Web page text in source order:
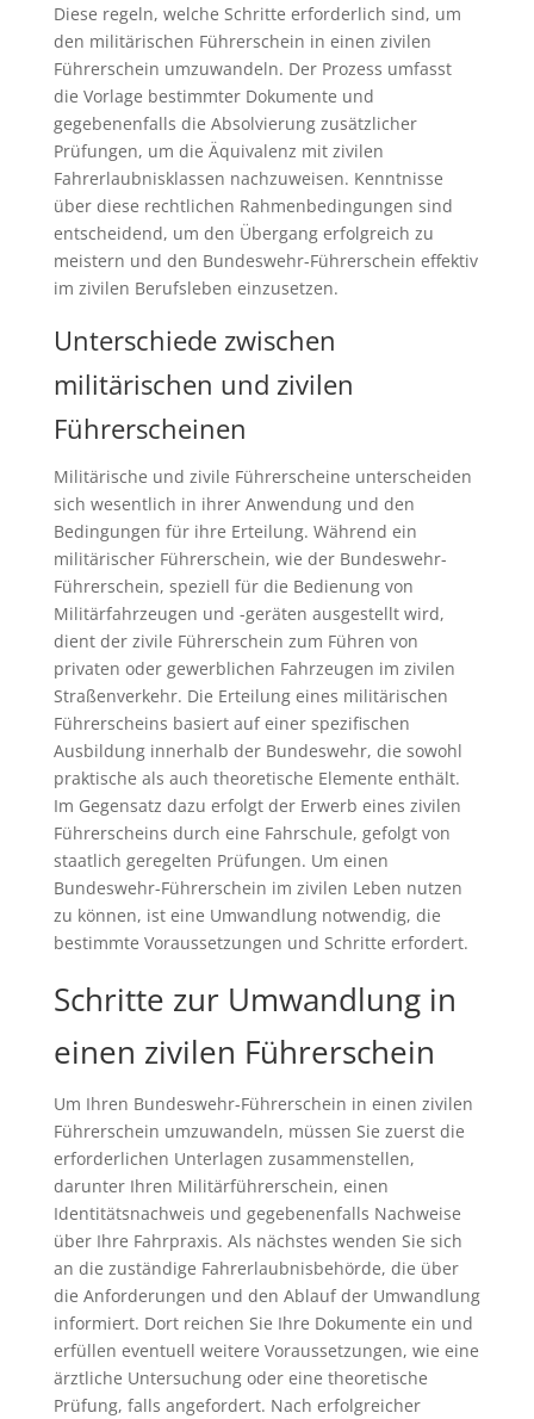
Diese regeln, welche Schritte erforderlich sind, um
den militärischen Führerschein in einen zivilen
Führerschein umzuwandeln. Der Prozess umfasst
die Vorlage bestimmter Dokumente und
gegebenenfalls die Absolvierung zusätzlicher
Prüfungen, um die Äquivalenz mit zivilen
Fahrerlaubnisklassen nachzuweisen. Kenntnisse
über diese rechtlichen Rahmenbedingungen sind
entscheidend, um den Übergang erfolgreich zu
meistern und den Bundeswehr-Führerschein effektiv
im zivilen Berufsleben einzusetzen.
Unterschiede zwischen
militärischen und zivilen
Führerscheinen
Militärische und zivile Führerscheine unterscheiden
sich wesentlich in ihrer Anwendung und den
Bedingungen für ihre Erteilung. Während ein
militärischer Führerschein, wie der Bundeswehr-
Führerschein, speziell für die Bedienung von
Militärfahrzeugen und -geräten ausgestellt wird,
dient der zivile Führerschein zum Führen von
privaten oder gewerblichen Fahrzeugen im zivilen
Straßenverkehr. Die Erteilung eines militärischen
Führerscheins basiert auf einer spezifischen
Ausbildung innerhalb der Bundeswehr, die sowohl
praktische als auch theoretische Elemente enthält.
Im Gegensatz dazu erfolgt der Erwerb eines zivilen
Führerscheins durch eine Fahrschule, gefolgt von
staatlich geregelten Prüfungen. Um einen
Bundeswehr-Führerschein im zivilen Leben nutzen
zu können, ist eine Umwandlung notwendig, die
bestimmte Voraussetzungen und Schritte erfordert.
Schritte zur Umwandlung in
einen zivilen Führerschein
Um Ihren Bundeswehr-Führerschein in einen zivilen
Führerschein umzuwandeln, müssen Sie zuerst die
erforderlichen Unterlagen zusammenstellen,
darunter Ihren Militärführerschein, einen
Identitätsnachweis und gegebenenfalls Nachweise
über Ihre Fahrpraxis. Als nächstes wenden Sie sich
an die zuständige Fahrerlaubnisbehörde, die über
die Anforderungen und den Ablauf der Umwandlung
informiert. Dort reichen Sie Ihre Dokumente ein und
erfüllen eventuell weitere Voraussetzungen, wie eine
ärztliche Untersuchung oder eine theoretische
Prüfung, falls angefordert. Nach erfolgreicher